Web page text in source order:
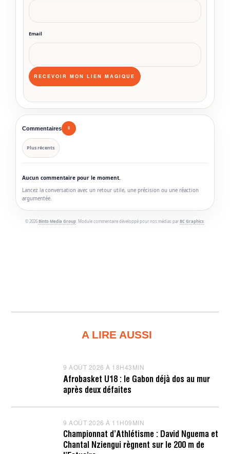
Email
Commentaires 0
Plus récents
Aucun commentaire pour le moment.
Lancez la conversation avec un retour utile, une précision ou une réaction
argumentée.
© 2026 Binto Media Group. Module commentaire développé pour nos médias par BC Graphics.
A LIRE AUSSI
9 AOÛT 2026 À 18H43MIN
A
O
2
6
À
1
Afrobasket U18 : le Gabon déjà dos au mur
après deux défaites
9 AOÛT 2026 À 11H09MIN
A
O
Û
Championnat d’Athlétisme : David Nguema et
Chantal Nziengui règnent sur le 200 m de